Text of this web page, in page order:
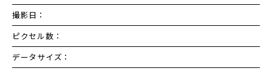
撮影日：
ピクセル数：
データサイズ：